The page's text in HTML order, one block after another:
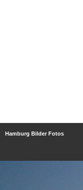
Hamburg Bilder Fotos